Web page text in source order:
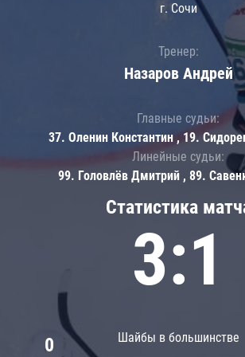
Статистика
3:1
Шайбы в большинстве
0
г. Сочи
Тренер:
Назаров Андрей
Главные судьи:
37. Оленин Константин , 19.
Линейные судьи:
99. Головлёв Дмитрий , 89.